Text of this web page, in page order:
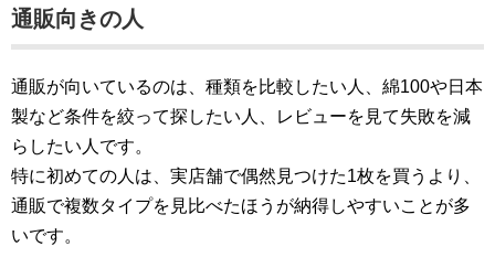
通販向きの人
通販が向いているのは、種類を比較したい人、綿100や日本
製など条件を絞って探したい人、レビューを見て失敗を減
らしたい人です。
特に初めての人は、実店舗で偶然見つけた1枚を買うより、
通販で複数タイプを見比べたほうが納得しやすいことが多
いです。